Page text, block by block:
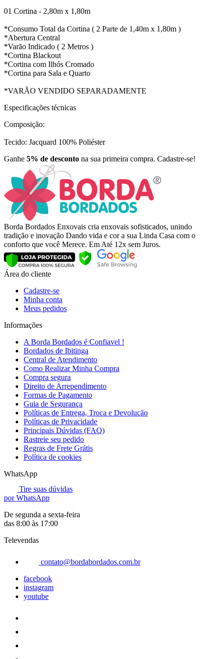
01 Cortina - 2,80m x 1,80m
*Consumo Total da Cortina ( 2 Parte de 1,40m x 1,80m )
*Abertura Central
*Varão Indicado ( 2 Metros )
*Cortina Blackout
*Cortina com Ilhós Cromado
*Cortina para Sala e Quarto
*VARÃO VENDIDO SEPARADAMENTE
Especificações técnicas
Composição:
Tecido: Jacquard 100% Poliéster
Ganhe 5% de desconto na sua primeira compra. Cadastre-se!
Borda Bordados Enxovais cria enxovais sofisticados, unindo
tradição e inovação Dando vida e cor a sua Linda Casa com o
conforto que você Merece. Em Até 12x sem Juros.
Área do cliente
Cadastre-se
Minha conta
Meus pedidos
Informações
A Borda Bordados é Confiavel !
Bordados de Ibitinga
Central de Atendimento
Como Realizar Minha Compra
Compra segura
Direito de Arrependimento
Formas de Pagamento
Guia de Segurança
Políticas de Entrega, Troca e Devolução
Políticas de Privacidade
Principais Dúvidas (FAQ)
Rastreie seu pedido
Regras de Frete Grátis
Política de cookies
WhatsApp
Tire suas dúvidas
por WhatsApp
De segunda a sexta-feira
das 8:00 às 17:00
Televendas
contato@bordabordados.com.br
facebook
instagram
youtube